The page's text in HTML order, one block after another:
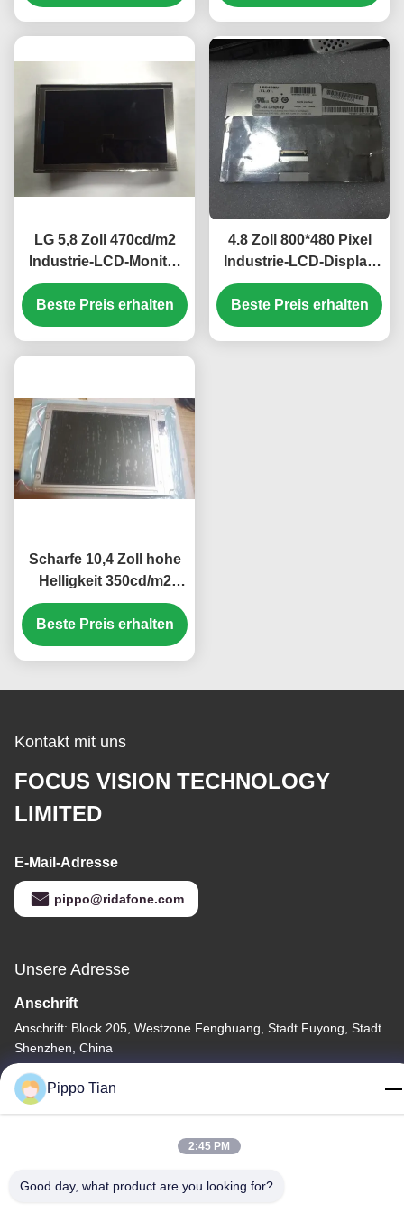
EV156FHM-N10
PD050OX1
LG 5,8 Zoll 470cd/m2
Industrie-LCD-Monitor
mit 40-Pin-Anschluss
für Mercedes A180
Auto-GPS-
Beste Preis erhalten
4.8 Zoll 800*480 Pixel
Industrie-LCD-Display
mit WLED-
Hintergrundbeleuchtung
TFT-LCD-Panel für
Beste Preis erhalten
Scharfe 10,4 Zoll hohe
Helligkeit 350cd/m2
Industrie-LCD-Display
mit 640*480 Pixel
Auflösung
Beste Preis erhalten
Kontakt mit uns
FOCUS VISION TECHNOLOGY
LIMITED
E-Mail-Adresse
pippo@ridafone.com
Unsere Adresse
Anschrift
Anschrift: Block 205, Westzone Fenghuang, Stadt Fuyong, Stadt
Shenzhen, China
Tel.
86--13590447319
Pippo Tian
2:45 PM
Good day, what product are you looking for?